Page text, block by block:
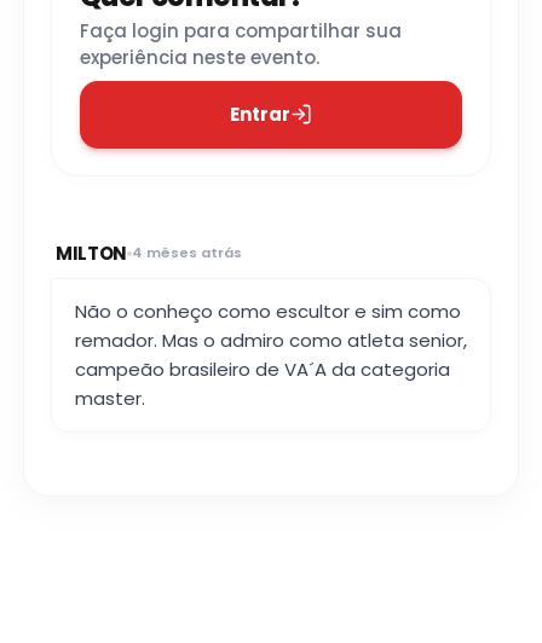
Faça login para compartilhar sua
experiência neste evento.
Entrar
MILTON 4 mêses atrás
Não o conheço como escultor e sim como
remador. Mas o admiro como atleta senior,
campeão brasileiro de VA´A da categoria
master.